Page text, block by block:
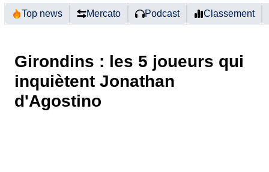
Top news Mercato Podcast Classement
Girondins : les 5 joueurs qui
inquiètent Jonathan
d'Agostino